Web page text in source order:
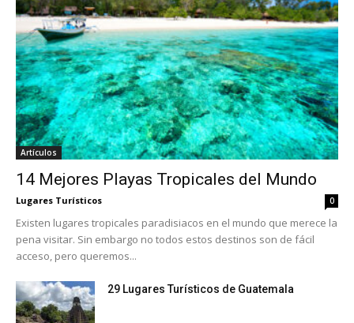
Artículos
14 Mejores Playas Tropicales del Mundo
Lugares Turísticos 0
Existen lugares tropicales paradisiacos en el mundo que merece la
pena visitar. Sin embargo no todos estos destinos son de fácil
acceso, pero queremos...
29 Lugares Turísticos de Guatemala